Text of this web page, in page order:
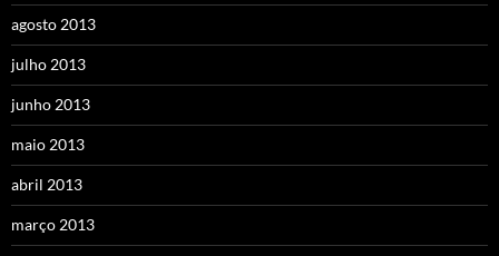
agosto 2013
julho 2013
junho 2013
maio 2013
abril 2013
março 2013